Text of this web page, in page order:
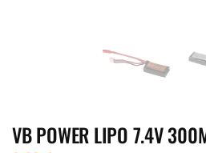
VB POWER LIPO 7.4V